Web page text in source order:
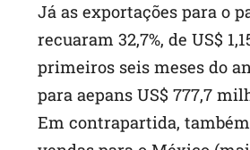
Já as exportações para o
recuaram 32,7%, de US$
primeiros seis meses do
para aepans US$ 777,7
Em contrapartida,